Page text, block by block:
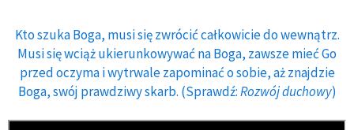
Kto szuka Boga, musi się zwrócić całkowicie do wewnątrz.
Musi się wciąż ukierunkowywać na Boga, zawsze mieć Go
przed oczyma i wytrwale zapominać o sobie, aż znajdzie
Boga, swój prawdziwy skarb. (Sprawdź:Rozwój duchowy)